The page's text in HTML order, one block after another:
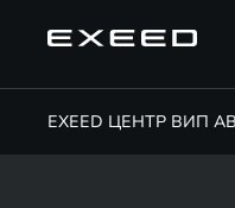
EXEED ЦЕНТР ВИП